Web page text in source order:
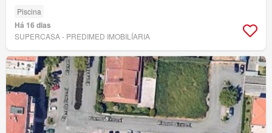
Piscina
Há 16 dias
SUPERCASA - PREDIMED IMOBILÍARIA